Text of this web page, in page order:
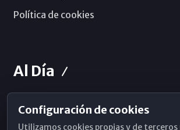
Política de cookies
Al Día
Horarios de Misa
Configuración de cookies
Utilizamos cookies propias y de terceros